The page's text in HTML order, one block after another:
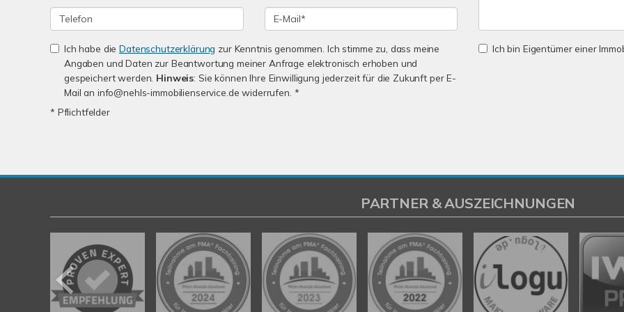
Ich habe dieDatenschutzerklärung zur Kenntnis genommen. Ich stimme zu, dass meine
Angaben und Daten zur Beantwortung meiner Anfrage elektronisch erhoben und
gespeichert werden. Hinweis: Sie können Ihre Einwilligung jederzeit für die Zukunft per E-
Mail an info@nehls-immobilienservice.de widerrufen. *
Ich bin Eigentümer einer
* Pflichtfelder
PARTNER & AUSZEICHNUNGEN